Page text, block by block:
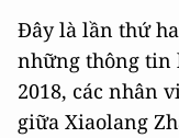
Đây là lần thứ
những thông tin
2018, các nhân
giữa Xiaolang